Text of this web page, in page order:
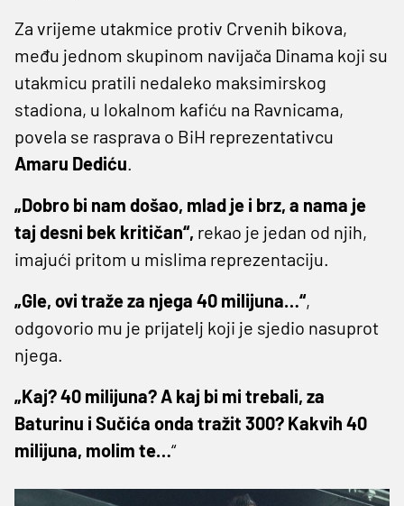
Za vrijeme utakmice protiv Crvenih bikova,
među jednom skupinom navijača Dinama koji su
utakmicu pratili nedaleko maksimirskog
stadiona, u lokalnom kafiću na Ravnicama,
povela se rasprava o BiH reprezentativcu
Amaru Dediću
„Dobro bi nam došao, mlad je i brz, a nama je
taj desni bek kritičan“, rekao je jedan od njih,
imajući pritom u mislima reprezentaciju.
„Gle, ovi traže za njega 40 milijuna…“,
odgovorio mu je prijatelj koji je sjedio nasuprot
njega.
„Kaj? 40 milijuna? A kaj bi mi trebali, za
Baturinu i Sučića onda tražit 300? Kakvih 40
milijuna, molim te…“